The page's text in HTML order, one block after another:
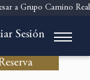
a Grupo Camino Real
Sesión